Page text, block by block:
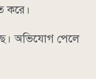
করে।
অভিযোগ পেলে